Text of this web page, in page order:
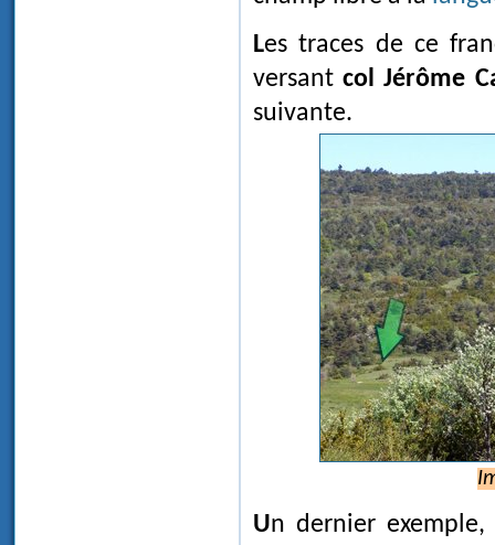
Les traces de ce franchissement, encore visibles de nos jours dans le
versantcol Jérôme
suivante.
Un dernier